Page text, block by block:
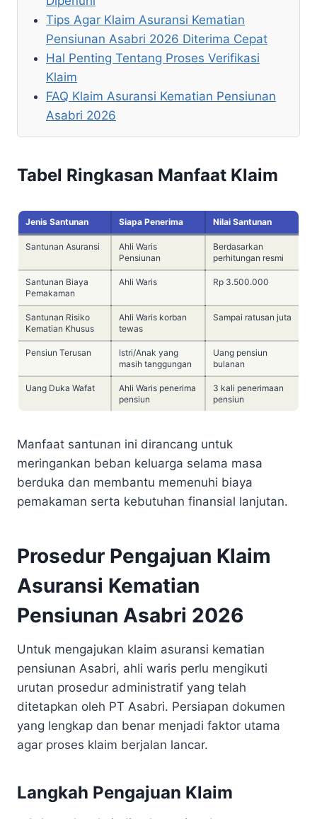
Tips Agar Klaim Asuransi Kematian
Pensiunan Asabri 2026 Diterima Cepat
Hal Penting Tentang Proses Verifikasi
Klaim
FAQ Klaim Asuransi Kematian Pensiunan
Asabri 2026
Tabel Ringkasan Manfaat Klaim
Jenis Santunan Siapa Penerima Nilai Santunan
Santunan Asuransi
Ahli Waris
Pensiunan
Berdasarkan
perhitungan resmi
Santunan Biaya
Pemakaman
Ahli Waris Rp 3.500.000
Santunan Risiko
Kematian Khusus
Ahli Waris korban
tewas
Sampai ratusan juta
Pensiun Terusan
Istri/Anak yang
masih tanggungan
Uang pensiun
bulanan
Uang Duka Wafat
Ahli Waris penerima
pensiun
3 kali penerimaan
pensiun
Manfaat santunan ini dirancang untuk
meringankan beban keluarga selama masa
berduka dan membantu memenuhi biaya
pemakaman serta kebutuhan finansial lanjutan.
Prosedur Pengajuan Klaim
Asuransi Kematian
Pensiunan Asabri 2026
Untuk mengajukan klaim asuransi kematian
pensiunan Asabri, ahli waris perlu mengikuti
urutan prosedur administratif yang telah
ditetapkan oleh PT Asabri. Persiapan dokumen
yang lengkap dan benar menjadi faktor utama
agar proses klaim berjalan lancar.
Langkah Pengajuan Klaim